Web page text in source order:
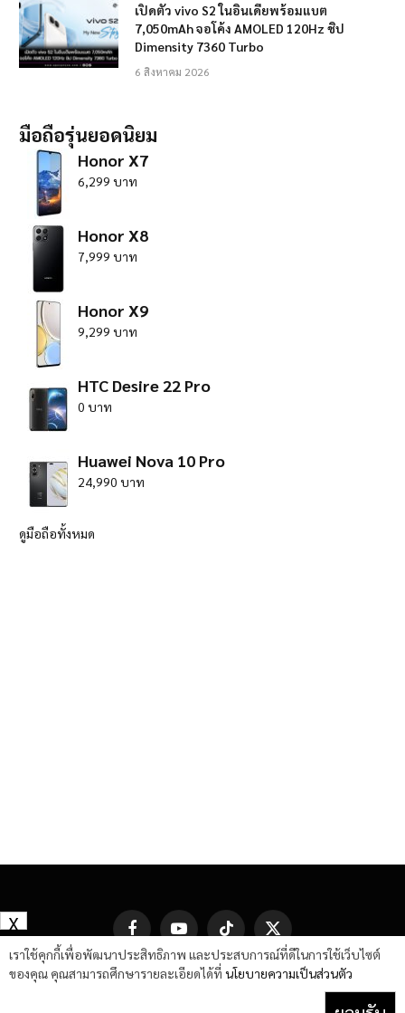
เปิดตัว vivo S2 ในอินเดียพร้อมแบต
7,050mAh จอโค้ง AMOLED 120Hz ชิป
Dimensity 7360 Turbo
6 สิงหาคม 2026
มือถือรุ่นยอดนิยม
Honor X7
6,299 บาท
Honor X8
7,999 บาท
Honor X9
9,299 บาท
HTC Desire 22 Pro
0 บาท
Huawei Nova 10 Pro
24,990 บาท
ดูมือถือทั้งหมด
FacebookYouTube TikTok
X
(Twitter)
เราใช้คุกกี้เพื่อพัฒนาประสิทธิภาพ และประสบการณ์ที่ดีในการใช้เว็บไซต์
ของคุณ คุณสามารถศึกษารายละเอียดได้ที่ นโยบายความเป็นส่วนตัว
X